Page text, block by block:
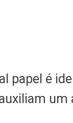
papel é